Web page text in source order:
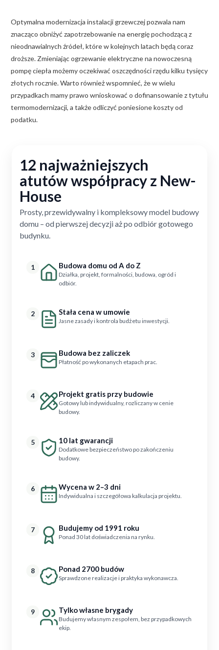
Optymalna modernizacja instalacji grzewczej pozwala nam
znacząco obniżyć zapotrzebowanie na energię pochodzącą z
nieodnawialnych źródeł, które w kolejnych latach będą coraz
droższe. Zmieniając ogrzewanie elektryczne na nowoczesną
pompę ciepła możemy oczekiwać oszczędności rzędu kilku tysięcy
złotych rocznie. Warto również wspomnieć, że w wielu
przypadkach mamy prawo wnioskować o dofinansowanie z tytułu
termomodernizacji, a także odliczyć poniesione koszty od
podatku.
12 najważniejszych
atutów współpracy z New-
House
Prosty, przewidywalny i kompleksowy model budowy
domu – od pierwszej decyzji aż po odbiór gotowego
budynku.
1 Budowa domu od A do Z
Działka, projekt, formalności, budowa, ogród i
odbiór.
2 Stała cena w umowie
Jasne zasady i kontrola budżetu inwestycji.
3 Budowa bez zaliczek
Płatność po wykonanych etapach prac.
4 Projekt gratis przy budowie
Gotowy lub indywidualny, rozliczany w cenie
budowy.
5 10 lat gwarancji
Dodatkowe bezpieczeństwo po zakończeniu
budowy.
6 Wycena w 2–3 dni
Indywidualna i szczegółowa kalkulacja projektu.
7 Budujemy od 1991 roku
Ponad 30 lat doświadczenia na rynku.
8 Ponad 2700 budów
Sprawdzone realizacje i praktyka wykonawcza.
9 Tylko własne brygady
Budujemy własnym zespołem, bez przypadkowych
ekip.